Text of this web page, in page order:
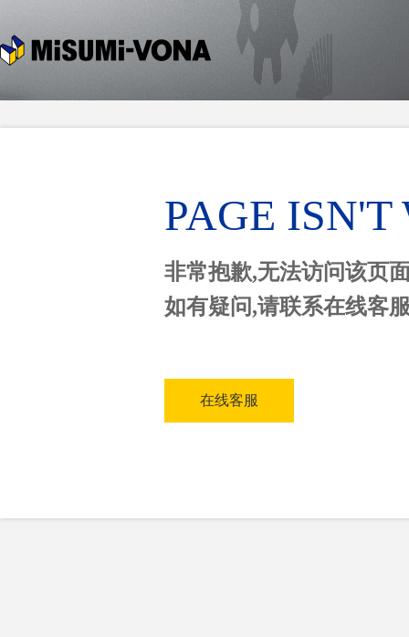
PAGE
非常抱歉,无法访问该页
如有疑问,请联系在线客
在线客服